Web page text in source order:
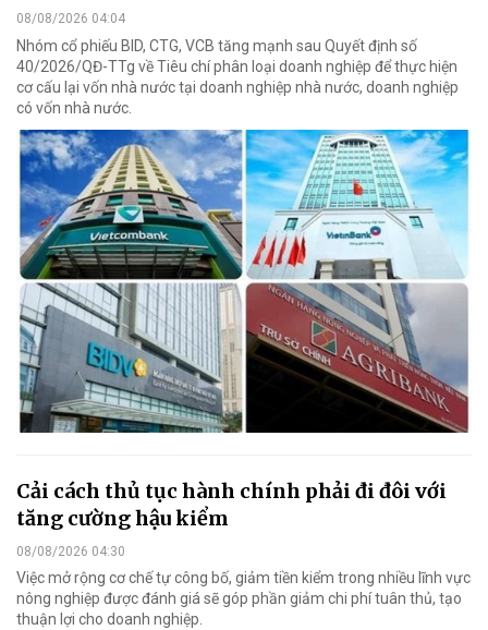
08/08/2026 04:04
Nhóm cổ phiếu BID, CTG, VCB tăng mạnh sau Quyết định số
40/2026/QĐ-TTg về Tiêu chí phân loại doanh nghiệp để thực hiện
cơ cấu lại vốn nhà nước tại doanh nghiệp nhà nước, doanh nghiệp
có vốn nhà nước.
Cải cách thủ tục hành chính phải đi đôi với
tăng cường hậu kiểm
08/08/2026 04:30
Việc mở rộng cơ chế tự công bố, giảm tiền kiểm trong nhiều lĩnh vực
nông nghiệp được đánh giá sẽ góp phần giảm chi phí tuân thủ, tạo
thuận lợi cho doanh nghiệp.